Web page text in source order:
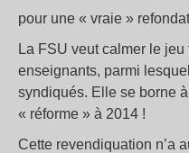
pour une « vraie »
La FSU veut calmer le
enseignants, parmi
syndiqués. Elle se borne
« réforme » à 2014 !
Cette revendiquation n’a